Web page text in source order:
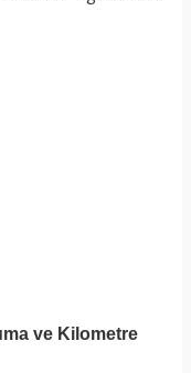
ve Kilometre